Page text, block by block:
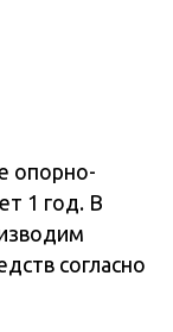
опорно-
1 год. В
согласно